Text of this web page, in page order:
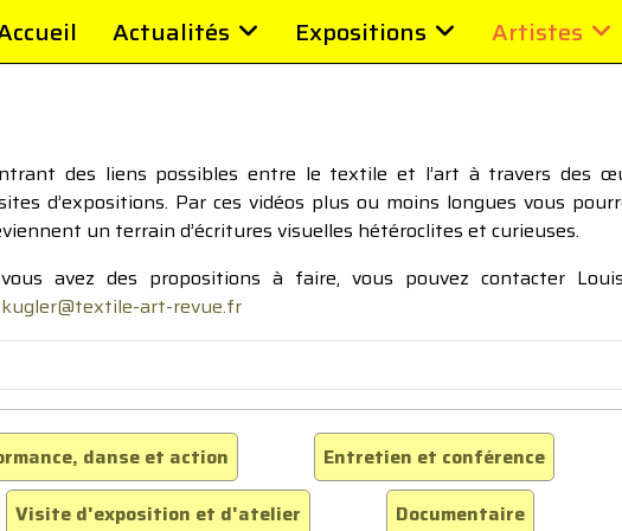
Actualités Expositions Artistes
des liens possibles entre le textile et l’art à travers des
d’expositions. Par ces vidéos plus ou moins longues vous
un terrain d’écritures visuelles hétéroclites et curieuses.
avez des propositions à faire, vous pouvez contacter
art-revue.fr
danse et action
Entretien et conférence
Visite d'exposition et d'atelier Documentaire